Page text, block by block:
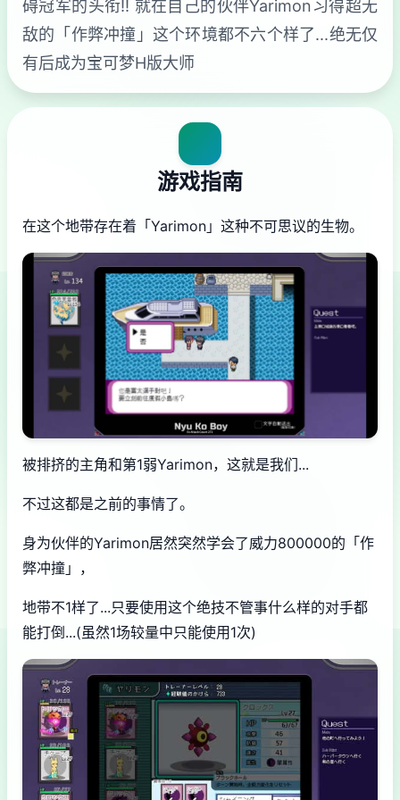
碍冠军的头衔!! 就在自己的伙伴Yarimon习得超无
敌的「作弊冲撞」这个环境都不六个样了...绝无仅
有后成为宝可梦H版大师
游戏指南
在这个地带存在着「Yarimon」这种不可思议的生物。
被排挤的主角和第1弱Yarimon，这就是我们...
不过这都是之前的事情了。
身为伙伴的Yarimon居然突然学会了威力800000的「作
弊冲撞」，
地带不1样了...只要使用这个绝技不管事什么样的对手都
能打倒...(虽然1场较量中只能使用1次)